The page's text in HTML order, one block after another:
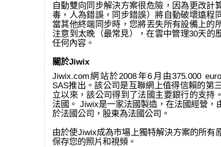
自動雙向同步解決方案很危險，因為更改計
毒，人為錯誤，同步錯誤）將自動破壞遠程
當其他終端同步時，您將丟失所有設備上的
注意到太晚（最常見），在雲中管理30天的
任何內容。
關於Jiwix
Jiwix.com網站於2008年6月由375.000
SAS推出。該公司是互聯網上值得信賴的第
立以來，該公司得到了法國主要銀行的支持
法國。 Jiwix是一家法國製造，在法國經營，
於法國公司，股東為法國公司。
由於使Jiwix成為市場上獨特解決方案的所有
保存您的照片和視頻。